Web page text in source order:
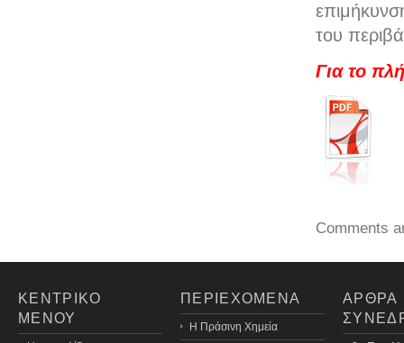
του
Για το
Comments
ΚΕΝΤΡΙΚΟ
ΜΕΝΟΥ
ΠΕΡΙΕΧΟΜΕΝΑ
H Πράσινη Χημεία
ΑΡΘΡΑ